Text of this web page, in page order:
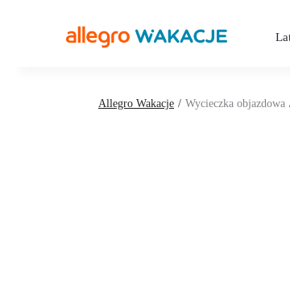
Allegro Wakacje Wycieczka objazdowa